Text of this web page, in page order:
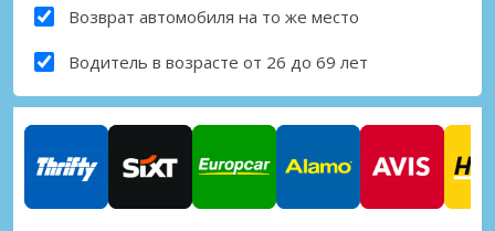
Возврат автомобиля на то же место
Водитель в возрасте от 26 до 69 лет